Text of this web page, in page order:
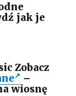
jak je
Zobacz
–
wiosnę